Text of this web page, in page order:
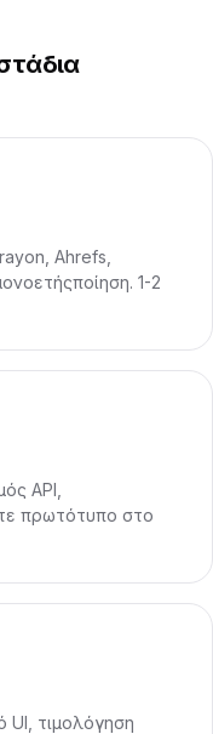
Ahrefs,
1-2
API,
πρωτότυπο στο
UI, τιμολόγηση